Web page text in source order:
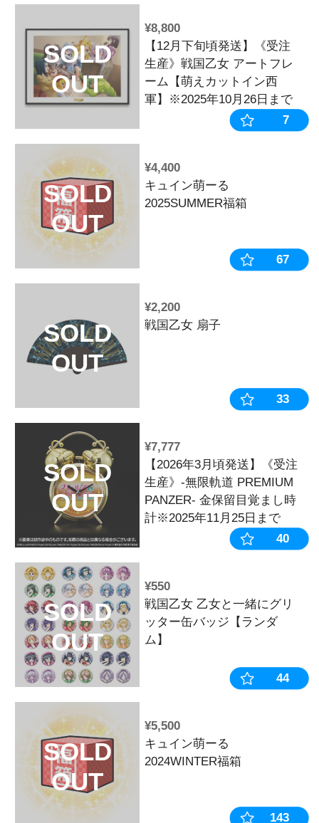
SOLD
OUT
¥330
戦国乙女 か
ー【ランダム
SOLD
OUT
戦国乙女 か
SOLD
OUT
【12月下旬頃
生産》戦国乙
ーム【萌えカ
軍】※2025年
SOLD
OUT